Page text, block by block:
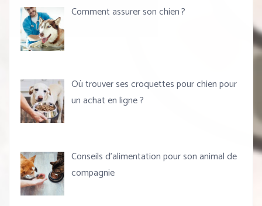
Comment assurer son chien ?
Où trouver ses croquettes pour chien pour
un achat en ligne ?
Conseils d’alimentation pour son animal de
compagnie